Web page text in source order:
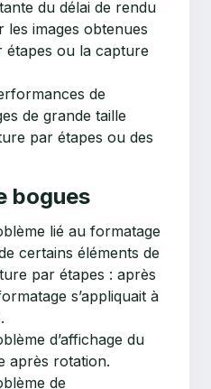
du délai de rendu
les images obtenues
ou la capture
de
de grande taille
par étapes ou des
bogues
lié au formatage
certains éléments de
par étapes : après
s’appliquait à
d’affichage du
après rotation.
de